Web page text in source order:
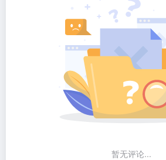
暂无评论...